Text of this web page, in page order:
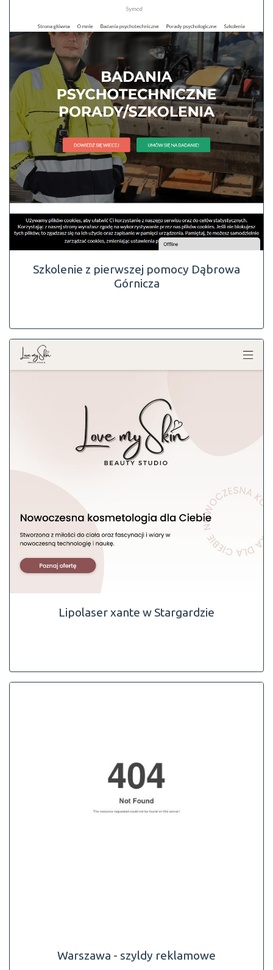
Szkolenie z pierwszej pomocy Dąbrowa
Górnicza
Lipolaser xante w Stargardzie
Warszawa - szyldy reklamowe